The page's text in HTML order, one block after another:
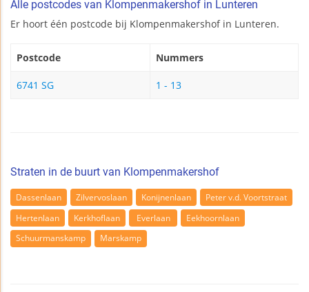
Alle postcodes van Klompenmakershof in Lunteren
Er hoort één postcode bij Klompenmakershof in Lunteren.
Postcode Nummers
6741 SG 1 - 13
Straten in de buurt van Klompenmakershof
Dassenlaan Zilvervoslaan Konijnenlaan
Peter v.d. Voortstraat
Hertenlaan
Kerkhoflaan Everlaan
Eekhoornlaan
Schuurmanskamp
Marskamp